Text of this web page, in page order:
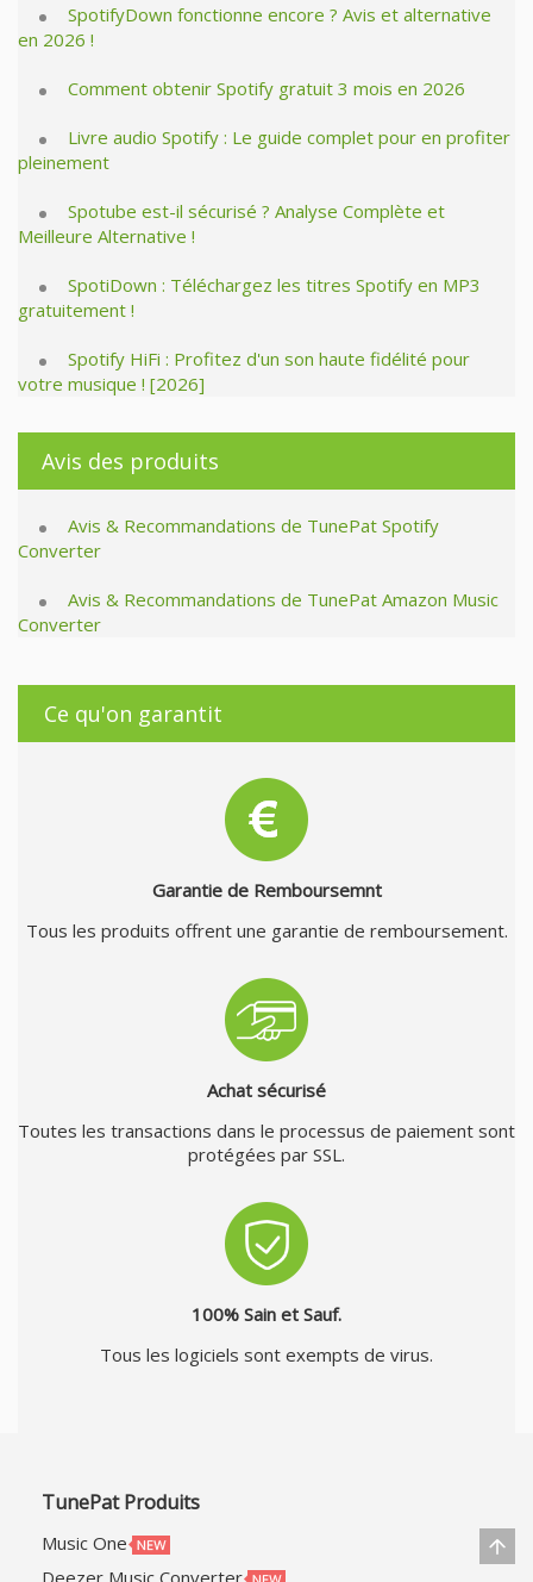
SpotifyDown fonctionne encore ? Avis et alternative
en 2026 !
Comment obtenir Spotify gratuit 3 mois en 2026
Livre audio Spotify : Le guide complet pour en profiter
pleinement
Spotube est-il sécurisé ? Analyse Complète et
Meilleure Alternative !
SpotiDown : Téléchargez les titres Spotify en MP3
gratuitement !
Spotify HiFi : Profitez d'un son haute fidélité pour
votre musique ! [2026]
Avis des produits
Avis & Recommandations de TunePat Spotify
Converter
Avis & Recommandations de TunePat Amazon Music
Converter
Ce qu'on garantit
Garantie de Remboursemnt
Tous les produits offrent une garantie de remboursement.
Achat sécurisé
Toutes les transactions dans le processus de paiement sont
protégées par SSL.
100% Sain et Sauf.
Tous les logiciels sont exempts de virus.
TunePat Produits
Music One
Deezer Music Converter